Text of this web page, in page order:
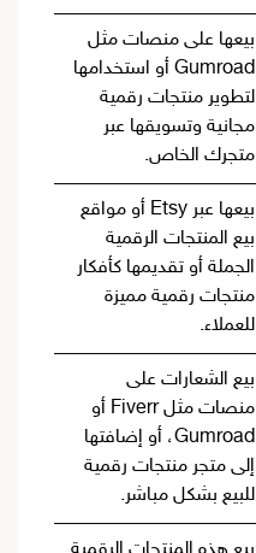
بيعها على منصات مثل
Gumroad أو استخدامها
لتطوير منتجات رقمية
مجانية وتسويقها عبر
متجرك الخاص.
بيعها عبر Etsy أو مواقع
بيع المنتجات الرقمية
الجملة أو تقديمها كأفكار
منتجات رقمية مميزة
للعملاء.
بيع الشعارات على
منصات مثل Fiverr أو
Gumroad، أو إضافتها
إلى متجر منتجات رقمية
للبيع بشكل مباشر.